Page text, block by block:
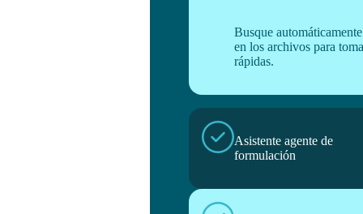
Busque
en los archivos para
rápidas.
Asistente agente de
formulación